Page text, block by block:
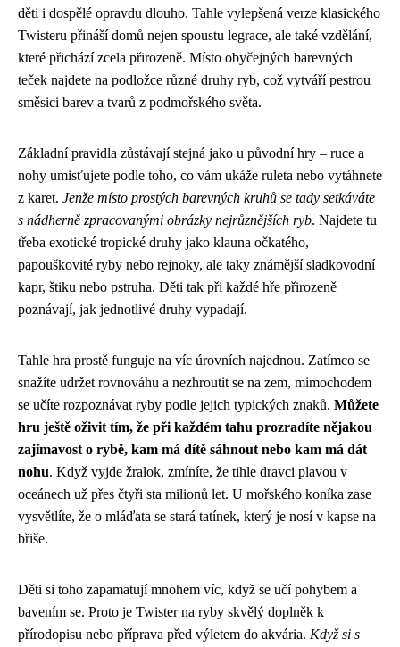
děti i dospělé opravdu dlouho. Tahle vylepšená verze klasického
Twisteru přináší domů nejen spoustu legrace, ale také vzdělání,
které přichází zcela přirozeně. Místo obyčejných barevných
teček najdete na podložce různé druhy ryb, což vytváří pestrou
směsici barev a tvarů z podmořského světa.
Základní pravidla zůstávají stejná jako u původní hry – ruce a
nohy umisťujete podle toho, co vám ukáže ruleta nebo vytáhnete
z karet. Jenže místo prostých barevných kruhů se tady setkáváte
s nádherně zpracovanými obrázky nejrůznějších ryb. Najdete tu
třeba exotické tropické druhy jako klauna očkatého,
papouškovité ryby nebo rejnoky, ale taky známější sladkovodní
kapr, štiku nebo pstruha. Děti tak při každé hře přirozeně
poznávají, jak jednotlivé druhy vypadají.
Tahle hra prostě funguje na víc úrovních najednou. Zatímco se
snažíte udržet rovnováhu a nezhroutit se na zem, mimochodem
se učíte rozpoznávat ryby podle jejich typických znaků. Můžete
hru ještě oživit tím, že při každém tahu prozradíte nějakou
zajímavost o rybě, kam má dítě sáhnout nebo kam má dát
nohu. Když vyjde žralok, zmíníte, že tihle dravci plavou v
oceánech už přes čtyři sta milionů let. U mořského koníka zase
vysvětlíte, že o mláďata se stará tatínek, který je nosí v kapse na
břiše.
Děti si toho zapamatují mnohem víc, když se učí pohybem a
bavením se. Proto je Twister na ryby skvělý doplněk k
přírodopisu nebo příprava před výletem do akvária. Když si s